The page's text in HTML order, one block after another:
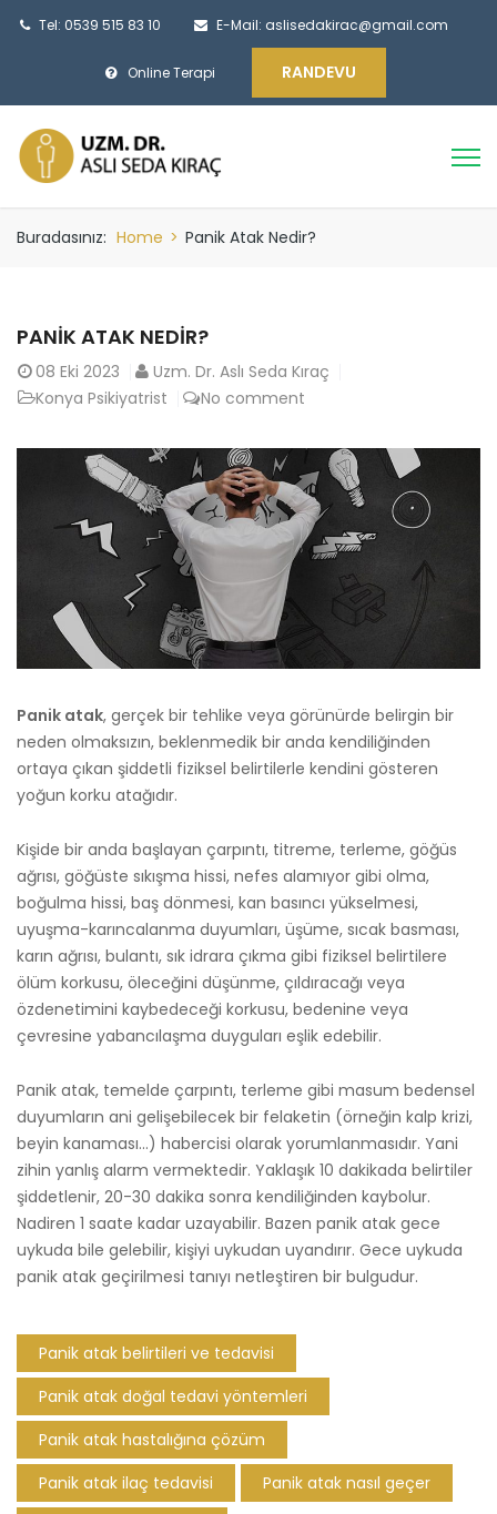
Tel: 0539 515 83 10 E-Mail: aslisedakirac@gmail.com
Online Terapi RANDEVU
Buradasınız: Home > Panik Atak Nedir?
PANIK ATAK NEDIR?
08 Eki 2023
Uzm. Dr. Aslı Seda Kıraç
Konya Psikiyatrist
No comment
Panik atak, gerçek bir tehlike veya görünürde belirgin bir
neden olmaksızın, beklenmedik bir anda kendiliğinden
ortaya çıkan şiddetli fiziksel belirtilerle kendini gösteren
yoğun korku atağıdır.
Kişide bir anda başlayan çarpıntı, titreme, terleme, göğüs
ağrısı, göğüste sıkışma hissi, nefes alamıyor gibi olma,
boğulma hissi, baş dönmesi, kan basıncı yükselmesi,
uyuşma-karıncalanma duyumları, üşüme, sıcak basması,
karın ağrısı, bulantı, sık idrara çıkma gibi fiziksel belirtilere
ölüm korkusu, öleceğini düşünme, çıldıracağı veya
özdenetimini kaybedeceği korkusu, bedenine veya
çevresine yabancılaşma duyguları eşlik edebilir.
Panik atak, temelde çarpıntı, terleme gibi masum bedensel
duyumların ani gelişebilecek bir felaketin (örneğin kalp krizi,
beyin kanaması…) habercisi olarak yorumlanmasıdır. Yani
zihin yanlış alarm vermektedir. Yaklaşık 10 dakikada belirtiler
şiddetlenir, 20-30 dakika sonra kendiliğinden kaybolur.
Nadiren 1 saate kadar uzayabilir. Bazen panik atak gece
uykuda bile gelebilir, kişiyi uykudan uyandırır. Gece uykuda
panik atak geçirilmesi tanıyı netleştiren bir bulgudur.
Panik atak belirtileri ve tedavisi
Panik atak doğal tedavi yöntemleri
Panik atak hastalığına çözüm
Panik atak ilaç tedavisi
Panik atak nasıl geçer